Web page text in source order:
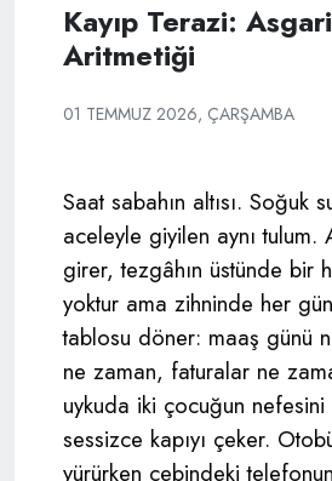
Kayıp Terazi:
Aritmetiği
01 TEMMUZ 2026, ÇARŞAMBA
Saat sabahın altısı. Soğuk
aceleyle giyilen aynı tulum.
girer, tezgâhın üstünde bir
yoktur ama zihninde her
tablosu döner: maaş günü
ne zaman, faturalar ne
uykuda iki çocuğun
sessizce kapıyı çeker.
yürürken cebindeki